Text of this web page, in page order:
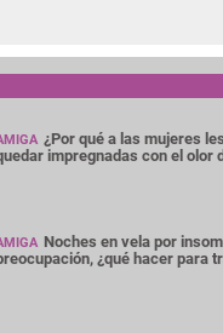
¿Por qué a las mujeres
impregnadas con el olor
Noches en vela por
¿qué hacer para